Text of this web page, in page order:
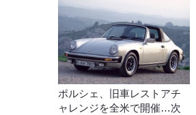
ポルシェ、旧車レストアチ
ャレンジを全米で開催…次